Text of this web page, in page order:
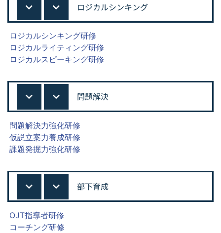
ロジカルシンキング
ロジカルシンキング研修
ロジカルライティング研修
ロジカルスピーキング研修
問題解決
問題解決力強化研修
仮説立案力養成研修
課題発掘力強化研修
部下育成
OJT指導者研修
コーチング研修